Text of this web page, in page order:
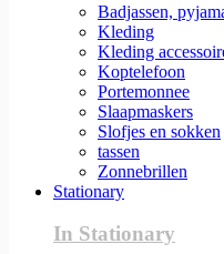
Badjassen,
Kleding
Kleding
Koptelefoon
Portemonnee
Slaapmaskers
Slofjes en sokken
tassen
Zonnebrillen
Stationary
In Stationary